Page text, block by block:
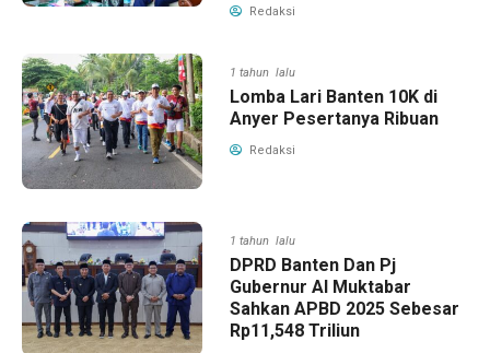
Redaksi
1 tahun lalu
Lomba Lari Banten 10K di
Anyer Pesertanya Ribuan
Redaksi
1 tahun lalu
DPRD Banten Dan Pj
Gubernur Al Muktabar
Sahkan APBD 2025 Sebesar
Rp11,548 Triliun